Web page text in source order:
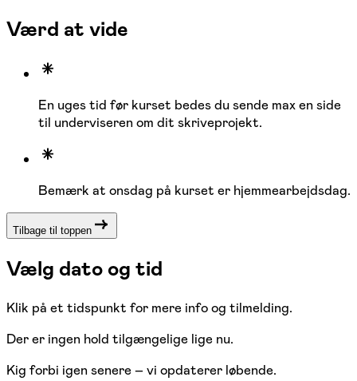
Værd at vide
En uges tid før kurset bedes du sende max en side
til underviseren om dit skriveprojekt.
Bemærk at onsdag på kurset er hjemmearbejdsdag.
Tilbage til toppen
Vælg dato og tid
Klik på et tidspunkt for mere info og tilmelding.
Der er ingen hold tilgængelige lige nu.
Kig forbi igen senere – vi opdaterer løbende.